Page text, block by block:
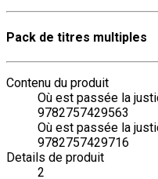
Pack de titres multiples
Contenu du produit
Où est passée la
9782757429563
Où est passée la
9782757429716
Details de produit
2